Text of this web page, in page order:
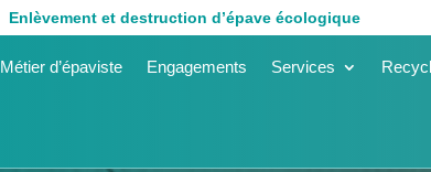
Enlèvement et destruction d’épave écologique
Métier d’épaviste Engagements Services